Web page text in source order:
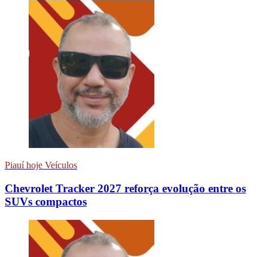
Piauí hoje Veículos
Chevrolet Tracker 2027 reforça evolução entre os
SUVs compactos